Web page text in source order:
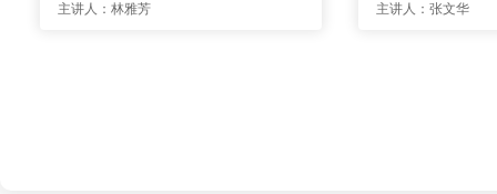
主讲人：林雅芳
主讲人：张文华